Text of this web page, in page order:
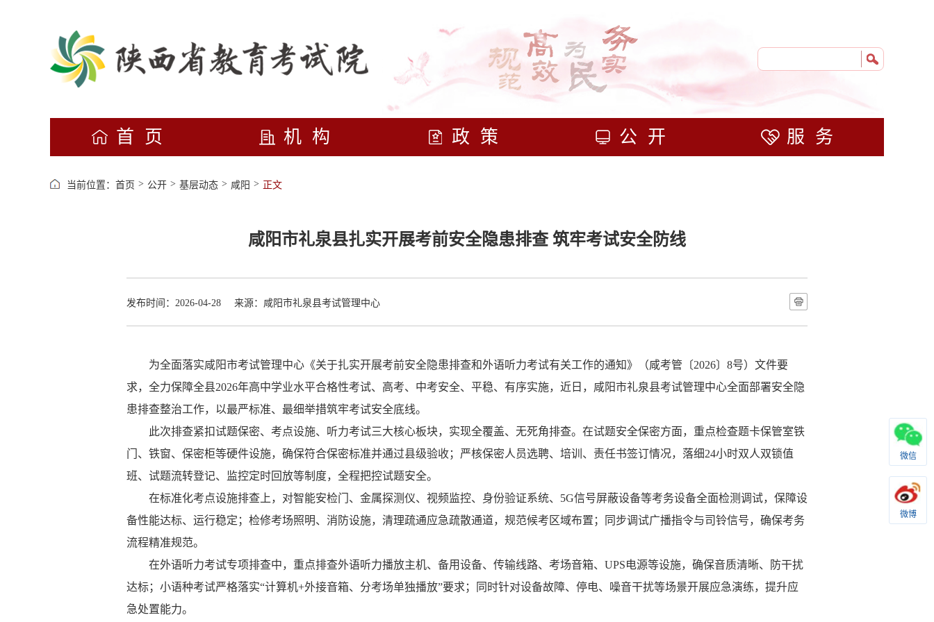
首页 机构 政策 公开 服务
当前位置： 首页 > 公开 > 基层动态 > 咸阳 > 正文
咸阳市礼泉县扎实开展考前安全隐患排查 筑牢考试安全防线
发布时间：2026-04-28 来源：咸阳市礼泉县考试管理中心
为全面落实咸阳市考试管理中心《关于扎实开展考前安全隐患排查和外语听力考试有关工作的通知》（咸考管〔2026〕 8号）文件要
求，全力保障全县2026年高中学业水平合格性考试、高考、中考安全、平稳、有序实施， 近日， 咸阳市礼泉县考试管理中心全面部署安全隐
患排查整治工作，以最严标准、最细举措筑牢考试安全底线。
此次排查紧扣试题保密、考点设施、听力考试三大核心板块，实现全覆盖、无死角排查。在试题安全保密方面，重点检查题卡保管室铁
门、铁窗、保密柜等硬件设施，确保符合保密标准并通过县级验收；严核保密人员选聘、培训、责任书签订情况，落细24小时双人双锁值
班、试题流转登记、监控定时回放等制度，全程把控试题安全。
在标准化考点设施排查上，对智能安检门、金属探测仪、视频监控、身份验证系统、 5G信号屏蔽设备等考务设备全面检测调试，保障设
备性能达标、运行稳定；检修考场照明、消防设施，清理疏通应急疏散通道，规范候考区域布置；同步调试广播指令与司铃信号，确保考务
流程精准规范。
在外语听力考试专项排查中，重点排查外语听力播放主机、备用设备、 传输线路、考场音箱、 UPS电源等设施，确保音质清晰、防干扰
达标；小语种考试严格落实“计算机+外接音箱、分考场单独播放”要求；同时针对设备故障、停电、噪音干扰等场景开展应急演练，提升应
急处置能力。
微信
微博